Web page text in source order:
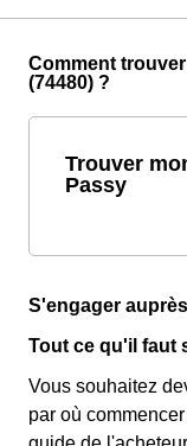
Comment
(74480) ?
Trouver
Passy
S'engager
Tout ce qu'il faut
Vous souhaitez
par où